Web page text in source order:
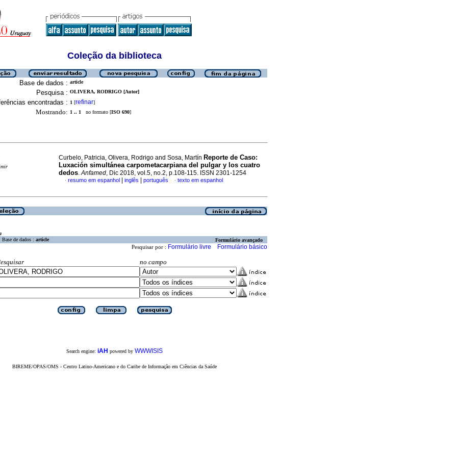
Coleção da biblioteca
Base de dados : article
Pesquisa : OLIVERA, RODRIGO [Autor]
encontradas : 1 [refinar]
Mostrando: 1 .. 1 no formato [ISO 690]
Curbelo, Patricia, Olivera, Rodrigo and Sosa, Martín Reporte de Caso:
Luxación simultánea carpometacarpiana del pulgar y los cuatro
dedos.Anfamed, Dic 2018, vol.5, no.2, p.108-115. ISSN 2301-1254
· resumo em espanhol inglês português · texto em espanhol
Base de dados : article Formulário avançado
Pesquisar por : Formulário livre Formulário básico
no campo
Search engine: iAH powered by WWWISIS
BIREME/OPAS/OMS - Centro Latino-Americano e do Caribe de Informação em Ciências da Saúde